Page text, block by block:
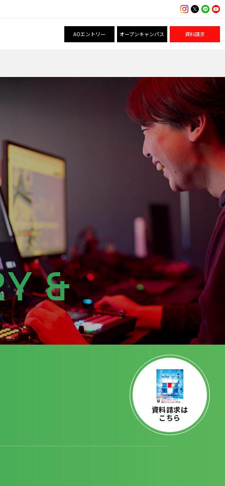
AOエントリー オープンキャンパス 資料請求
&
資料請求は
こちら